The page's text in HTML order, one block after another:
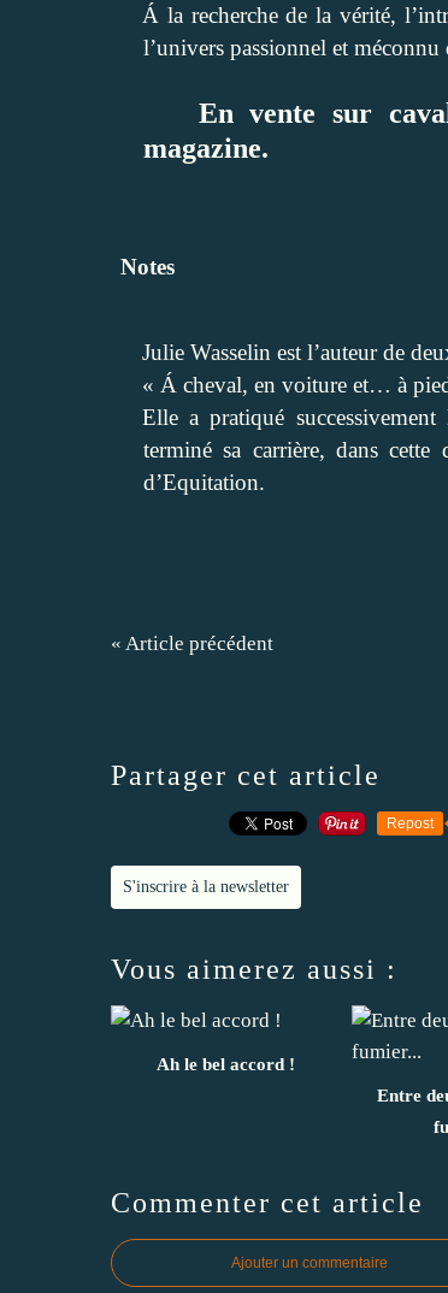
Á la recherche de la vérité,
l’univers passionnel et méconnu
En vente sur
magazine.
Notes
Julie Wasselin est l’auteur de
« Á cheval, en voiture et… à
Elle a pratiqué
terminésa carrière, dans cette
d’Equitation.
« Article précédent
Partager cet article
Repost
S'inscrire à la newsletter
Vous aimerez aussi :
Ah le bel accord !
Entre
Commenter cet article
Ajouter un commentaire